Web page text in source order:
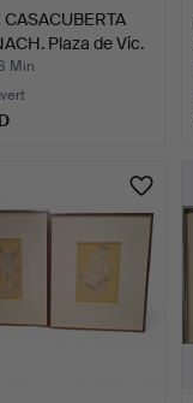
Plaza de Vic.
Min